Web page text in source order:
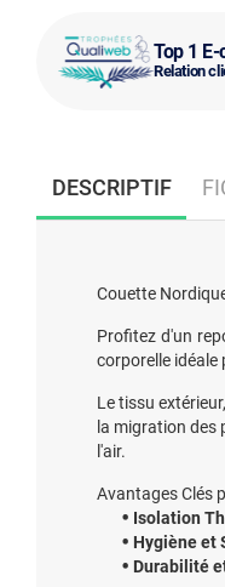
Top 1
Relation
DESCRIPTIF
Couette
Profitez d'un
corporelle idéale
Le tissu extérieur,
la migration des
l'air.
Avantages Clés
Isolation
Hygiène et
Durabilité